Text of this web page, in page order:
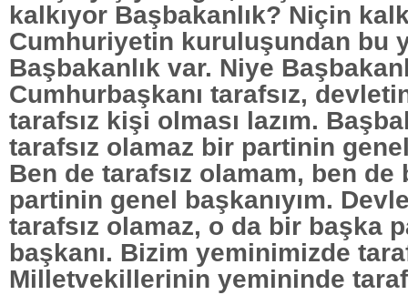
kalkıyor Başbakanlık? Niçin
Cumhuriyetin kuruluşundan bu
Başbakanlık var. Niye
Cumhurbaşkanı tarafsız,
tarafsız kişi olması lazım.
tarafsız olamaz bir partinin genel
Ben de tarafsız olamam, ben de
partinin genel başkanıyım.
tarafsız olamaz, o da bir başka
başkanı. Bizim yeminimizde
Milletvekillerinin yemininde